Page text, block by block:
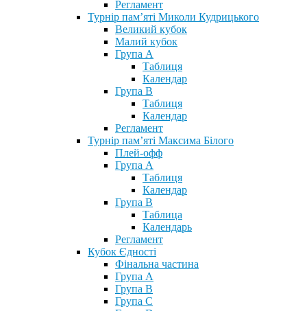
Регламент
Турнір пам’яті Миколи Кудрицького
Великий кубок
Малий кубок
Група А
Таблиця
Календар
Група В
Таблиця
Календар
Регламент
Турнір пам’яті Максима Білого
Плей-офф
Група А
Таблиця
Календар
Група В
Таблица
Календарь
Регламент
Кубок Єдності
Фінальна частина
Група А
Група В
Група С